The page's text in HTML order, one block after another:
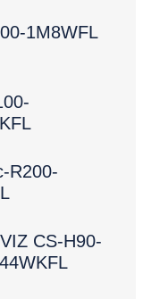
1M8WFL
R200-
CS-H90-